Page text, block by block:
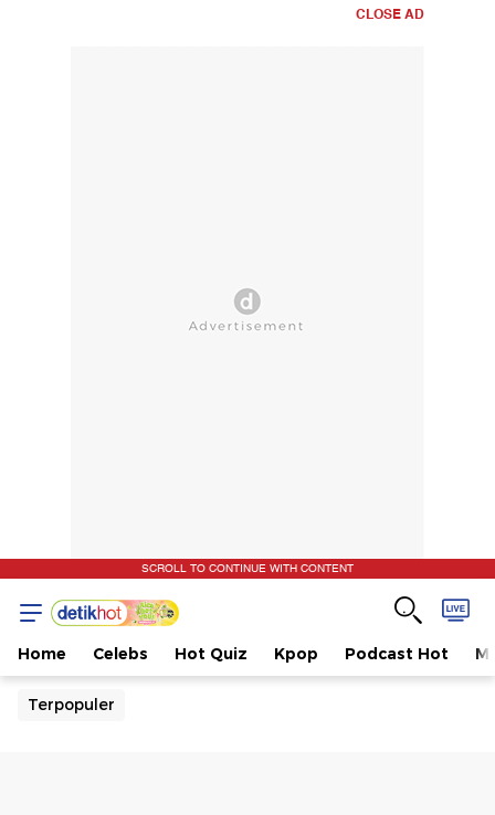
CLOSE AD
SCROLL TO CONTINUE WITH CONTENT
Home Celebs Hot Quiz Kpop Podcast Hot
Terpopuler